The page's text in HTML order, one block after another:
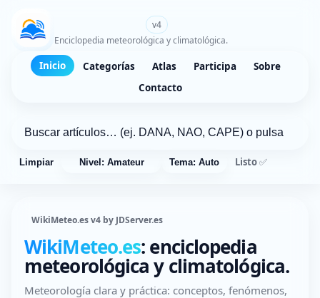
v4
Enciclopedia meteorológica y climatológica.
Inicio Categorías Atlas Participa
Sobre
Contacto
Limpiar Nivel: Amateur Tema: Auto Listo ✅
WikiMeteo.es v4 by JDServer.es
WikiMeteo.es: enciclopedia
meteorológica y climatológica.
Meteorología clara y práctica: conceptos, fenómenos,